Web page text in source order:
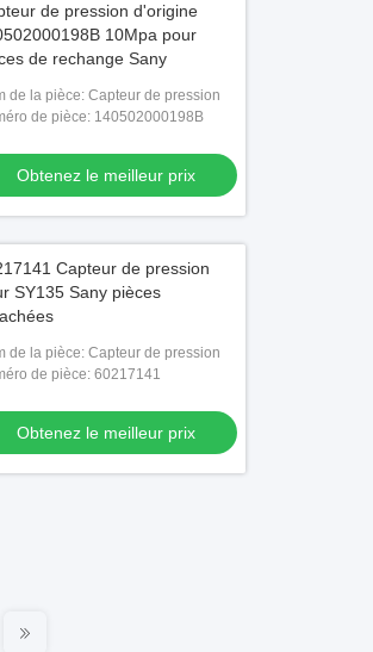
prix
de pression d'origine
10Mpa pour
de rechange Sany
de la pièce: Capteur de pression
de pièce: 140502000198B
Obtenez le meilleur prix
Capteur de pression
SY135 Sany pièces
de la pièce: Capteur de pression
de pièce: 60217141
Obtenez le meilleur prix